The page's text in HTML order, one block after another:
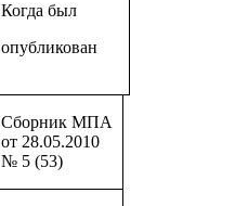
Когда был
опубликован
Сборник МПА
от 28.05.2010
№ 5 (53)